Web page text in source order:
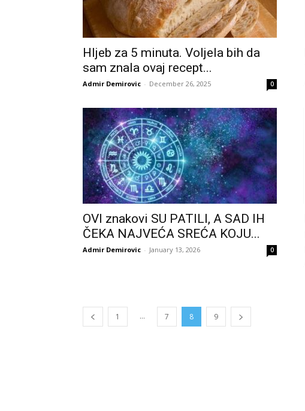
Hljeb za 5 minuta. Voljela bih da
sam znala ovaj recept...
Admir Demirovic - December 26, 2025 0
OVI znakovi SU PATILI, A SAD IH
ČEKA NAJVEĆA SREĆA KOJU...
Admir Demirovic - January 13, 2026 0
1 ... 7 8 9